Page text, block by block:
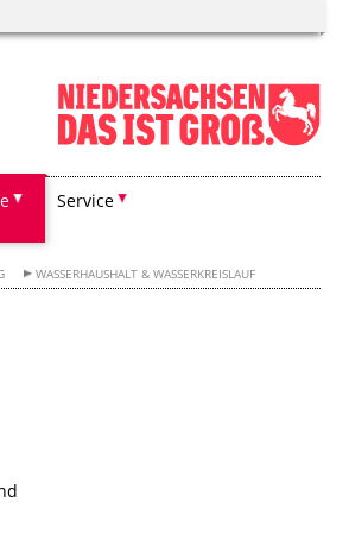
Service
WASSERHAUSHALT & WASSERKREISLAUF